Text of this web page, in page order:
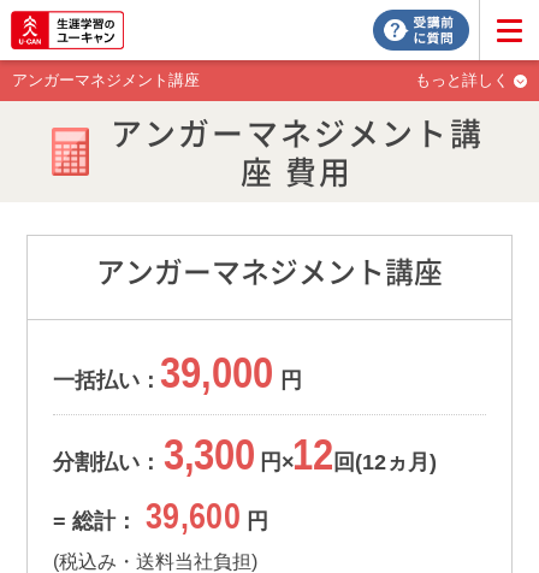
アンガーマネジメント講座 もっと詳しく
アンガーマネジメント講
座 費用
アンガーマネジメント講座
一括払い：39,000 円
分割払い： 3,300 円×12 回(12ヵ月)
= 総計： 39,600 円
(税込み・送料当社負担)